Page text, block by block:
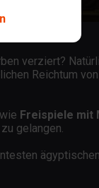
verziert?
Reichtum
Freispiele mit
gelangen.